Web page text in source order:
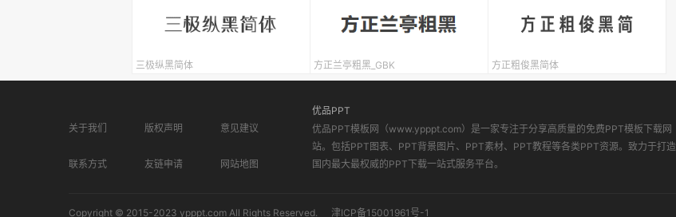
三极纵黑简体 方正兰亭粗黑_GBK 方正粗俊黑简体
关于我们 版权声明 意见建议
联系方式 友链申请 网站地图
优品PPT
优品PPT模板网（www.ypppt.com）是一家专注于分享高质量的免费PPT模板下载网
站。包括PPT图表、PPT背景图片、PPT素材、PPT教程等各类PPT资源。致力于打造
国内最大最权威的PPT下载一站式服务平台。
Copyright © 2015-2023 ypppt.com All Rights Reserved. 津ICP备15001961号-1